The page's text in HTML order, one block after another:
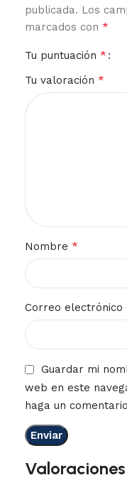
Valoraciones
publicada. Los
marcados con *
Tu puntuación *
Tu valoración *
Nombre *
Correo electrónico
Guardar mi
web en este
haga un